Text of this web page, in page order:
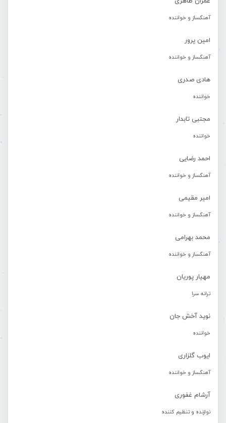
آهنگساز و خواننده
امین پرور
آهنگساز و خواننده
هادی صدری
خواننده
مجتبی تابدار
خواننده
احمد رضایی
آهنگساز و خواننده
امیر مقیمی
آهنگساز و خواننده
محمد بهرامی
آهنگساز و خواننده
مهیار پوریان
ترانه سرا
نوید آخش جان
خواننده
ایوب گلزاری
آهنگساز و خواننده
آرشام غفوری
نوازنده و تنظیم کننده